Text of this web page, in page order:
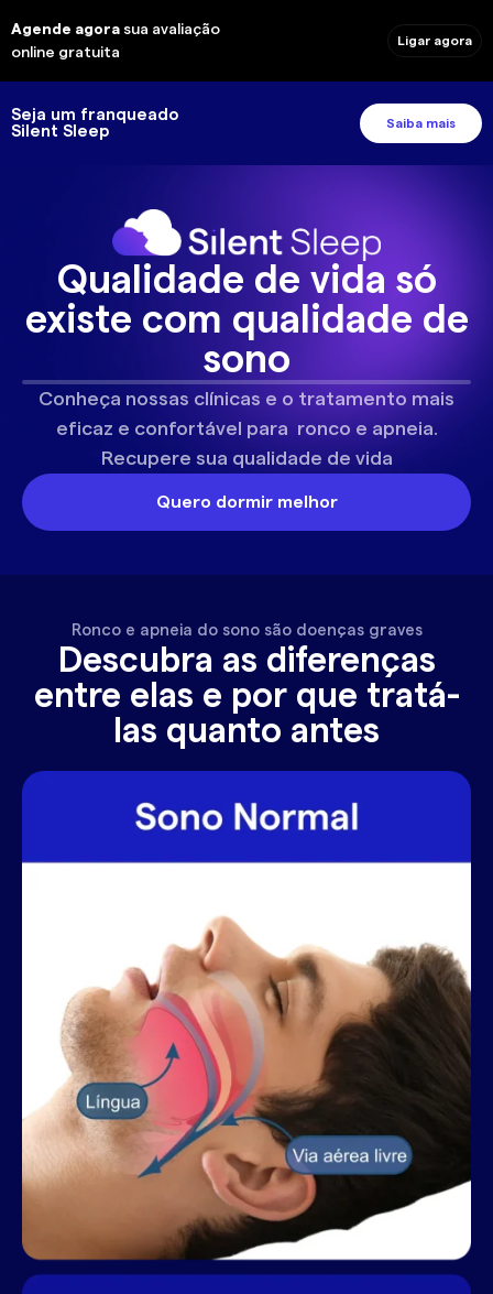
Agende agora sua avaliação
online gratuita
Ligar agora
Seja um franqueado
Silent Sleep
Saiba mais
Qualidade de vida só
existe com qualidade de
sono
Conheça nossas clínicas e o tratamento mais
eficaz e confortável para ronco e apneia.
Recupere sua qualidade de vida
Quero dormir melhor
Ronco e apneia do sono são doenças graves
Descubra as diferenças
entre elas e por que tratá-
las quanto antes